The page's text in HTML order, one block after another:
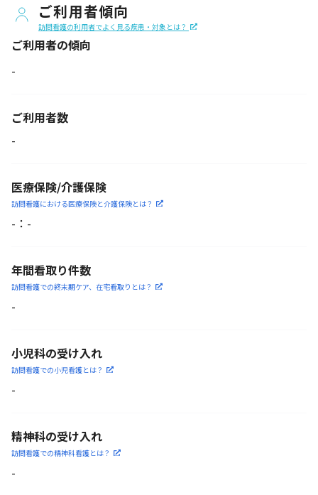
ご利用者傾向
訪問看護の利用者でよく見る疾患・対象とは？
ご利用者の傾向
-
ご利用者数
-
医療保険/介護保険
訪問看護における医療保険と介護保険とは？
- ： -
年間看取り件数
訪問看護での終末期ケア、 在宅看取りとは？
-
小児科の受け入れ
訪問看護での小児看護とは？
-
精神科の受け入れ
訪問看護での精神科看護とは？
-